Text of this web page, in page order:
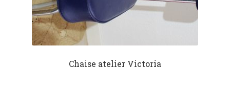
Chaise atelier Victoria